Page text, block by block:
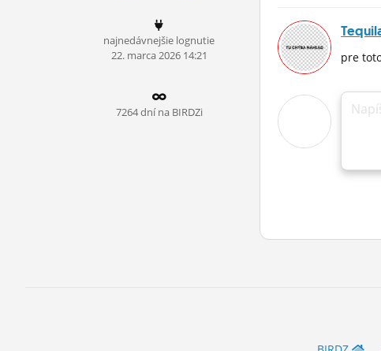
MÔJ PROFIL
ROLETA
najnedávnejšie lognutie
22. marca2026 14:21
7264 dní na BIRDZi
pre